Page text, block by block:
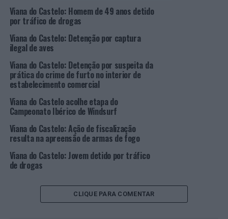
limítrofes.
Por isso, de acordo com os protocolos de comodato, a
Junta de Freguesia de Alvarães, a Junta de Freguesia e
Mujães e a União de Freguesias de Torre e Vila Mou,
“como forma de apoiar a população” das freguesias,
pretendem “dar continuidade ao conjunto de atividades
que têm vindo a ser desenvolvidas por cedência do
espaço, destinadas à formação, animação e apoio a toda
a comunidade”.
Nesse sentido, foram agora celebrados protocolos com a
cedência gratuita dos espaços, por um prazo de 10 anos,
podendo ser renovado por igual período se se mantiver
o fim e objeto.
Viana do Castelo: Homem de 49 anos detido
por tráfico de drogas
Viana do Castelo: Detenção por captura
ilegal de aves
Viana do Castelo: Detenção por suspeita da
prática do crime de furto no interior de
estabelecimento comercial
Viana do Castelo acolhe etapa do
Campeonato Ibérico de Windsurf
Viana do Castelo: Ação de fiscalização
resulta na apreensão de armas de fogo
Viana do Castelo: Jovem detido por tráfico
de drogas
CLIQUE PARA COMENTAR